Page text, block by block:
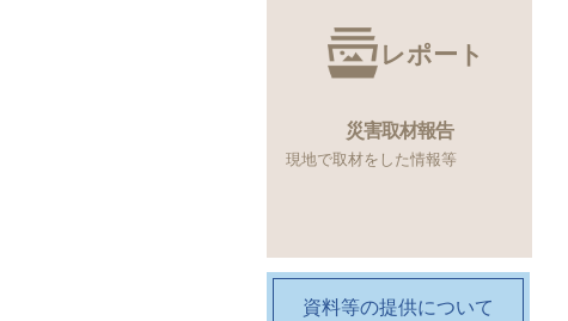
レポート
災害取材報告
現地で取材をした情報等
資料等の提供について